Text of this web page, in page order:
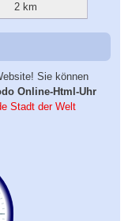
2 km
Sie können
Online-Html-Uhr
Stadt der Welt